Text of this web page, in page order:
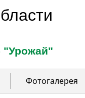
"Урожай"
Фотогалерея